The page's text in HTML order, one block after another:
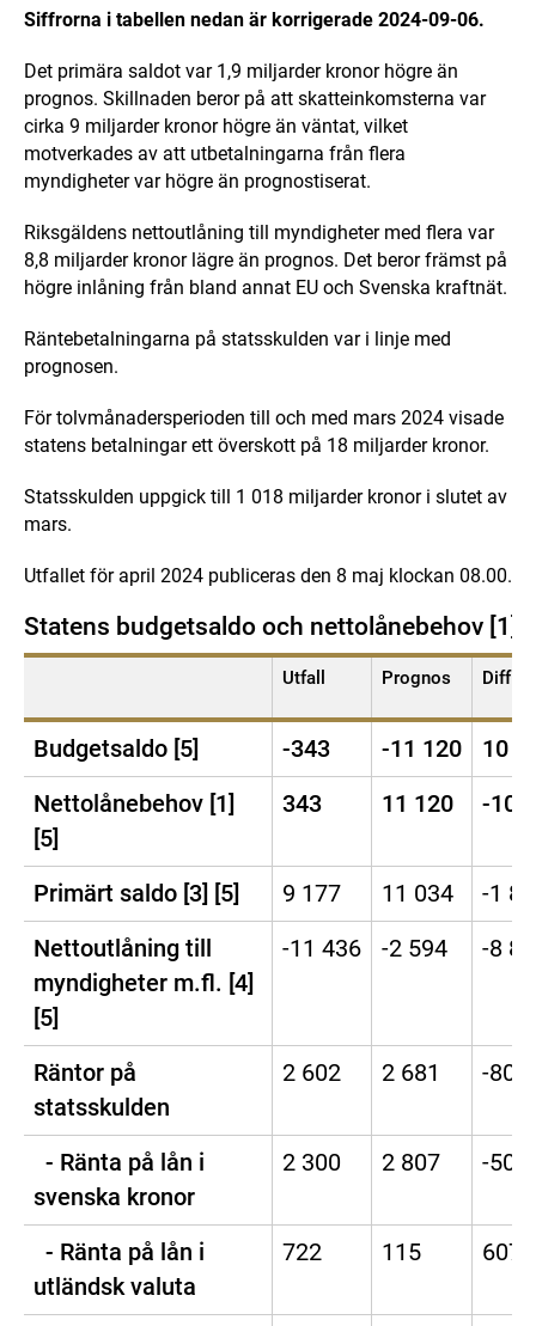
Siffrorna i tabellen nedan är korrigerade 2024-09-06.
Det primära saldot var 1,9 miljarder kronor högre än
prognos. Skillnaden beror på att skatteinkomsterna var
cirka 9 miljarder kronor högre än väntat, vilket
motverkades av att utbetalningarna från flera
myndigheter var högre än prognostiserat.
Riksgäldens nettoutlåning till myndigheter med flera var
8,8 miljarder kronor lägre än prognos. Det beror främst på
högre inlåning från bland annat EU och Svenska kraftnät.
Räntebetalningarna på statsskulden var i linje med
prognosen.
För tolvmånadersperioden till och med mars 2024 visade
statens betalningar ett överskott på 18 miljarder kronor.
Statsskulden uppgick till 1 018 miljarder kronor i slutet av
mars.
Utfallet för april 2024 publiceras den 8 maj klockan 08.00.
Statens budgetsaldo och nettolånebehov [1]
Utfall Prognos Diff.
Budgetsaldo [5] -343 -11 120
10
Nettolånebehov [1]
[5]
343 11 120 -10
Primärt saldo [3] [5] 9 177 11 034
-1
Nettoutlåning till
myndigheter m.fl. [4]
[5]
-11 436 -2 594 -8
Räntor på
statsskulden
2 602 2 681 -80
- Ränta på lån i
svenska kronor
2 300 2 807 -507
- Ränta på lån i
utländsk valuta
722 115 607